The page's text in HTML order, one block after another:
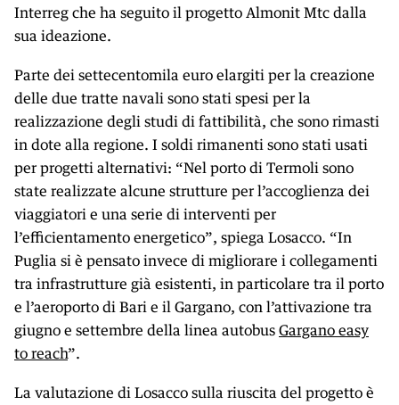
Interreg che ha seguito il progetto Almonit Mtc dalla
sua ideazione.
Parte dei settecentomila euro elargiti per la creazione
delle due tratte navali sono stati spesi per la
realizzazione degli studi di fattibilità, che sono rimasti
in dote alla regione. I soldi rimanenti sono stati usati
per progetti alternativi: “Nel porto di Termoli sono
state realizzate alcune strutture per l’accoglienza dei
viaggiatori e una serie di interventi per
l’efficientamento energetico”, spiega Losacco. “In
Puglia si è pensato invece di migliorare i collegamenti
tra infrastrutture già esistenti, in particolare tra il porto
e l’aeroporto di Bari e il Gargano, con l’attivazione tra
giugno e settembre della linea autobus Gargano easy
to reach”.
La valutazione di Losacco sulla riuscita del progetto è